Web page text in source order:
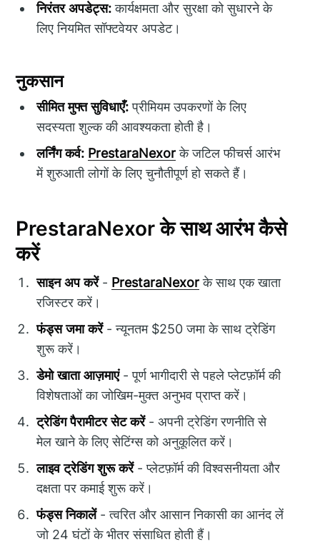
निरंतर अपडेट्स:कार्यक्षमता और सुरक्षा को सुधारने के
लिए नियमित सॉफ्टवेयर अपडेट।
नुकसान
सीमित मुफ्त सुविधाएँ:प्रीमियम उपकरणों के लिए
सदस्यता शुल्क की आवश्यकता होती है।
लर्निंग कर्व: PrestaraNexorके जटिल फीचर्स आरंभ
में शुरुआती लोगों के लिए चुनौतीपूर्ण हो सकते हैं।
PrestaraNexor के साथ आरंभ कैसे
करें
साइन अप करें- PrestaraNexorके साथ एक खाता
रजिस्टर करें।
फंड्स जमा करें- न्यूनतम $250 जमा के साथ ट्रेडिंग
शुरू करें।
डेमो खाता आज़माएं- पूर्ण भागीदारी से पहले प्लेटफ़ॉर्म की
विशेषताओं का जोखिम-मुक्त अनुभव प्राप्त करें।
ट्रेडिंग पैरामीटर सेट करें- अपनी ट्रेडिंग रणनीति से
मेल खाने के लिए सेटिंग्स को अनुकूलित करें।
लाइव ट्रेडिंग शुरू करें- प्लेटफ़ॉर्म की विश्वसनीयता और
दक्षता पर कमाई शुरू करें।
फंड्स निकालें- त्वरित और आसान निकासी का आनंद लें
जो 24 घंटों के भीतर संसाधित होती हैं।